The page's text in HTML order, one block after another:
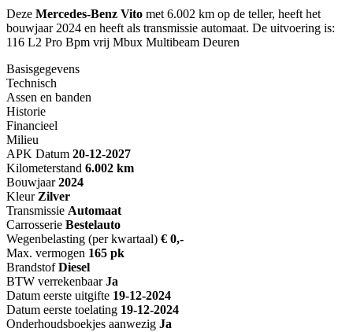
Deze Mercedes-Benz Vito met 6.002 km op de teller, heeft het
bouwjaar 2024 en heeft als transmissie automaat. De uitvoering is:
116 L2 Pro Bpm vrij Mbux Multibeam Deuren
Basisgegevens
Technisch
Assen en banden
Historie
Financieel
Milieu
APK Datum 20-12-2027
Kilometerstand 6.002 km
Bouwjaar 2024
Kleur Zilver
Transmissie Automaat
Carrosserie Bestelauto
Wegenbelasting (per kwartaal) € 0,-
Max. vermogen 165 pk
Brandstof Diesel
BTW verrekenbaar Ja
Datum eerste uitgifte 19-12-2024
Datum eerste toelating 19-12-2024
Onderhoudsboekjes aanwezig Ja